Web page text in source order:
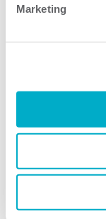
Marketing
Gala Radisson
Solutions RH